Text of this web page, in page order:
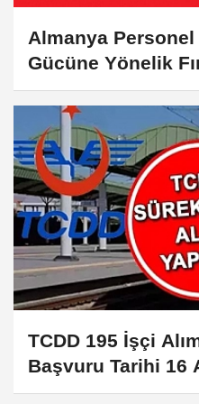
Almanya Personel
Gücüne Yönelik
TCDD 195 İşçi
Başvuru Tarihi 16